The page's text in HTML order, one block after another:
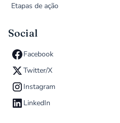
Etapas de ação
Social
Facebook
Twitter/X
Instagram
LinkedIn